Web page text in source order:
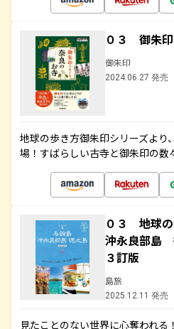
０３ 御朱印
御朱印
2024.06.27 発売
地球の歩き方御朱印シリーズより
場！すばらしい古寺と御朱印の数
０３ 地球
沖永良部島
３訂版
島旅
2025.12.11 発売
見たことのない世界に心奪われ